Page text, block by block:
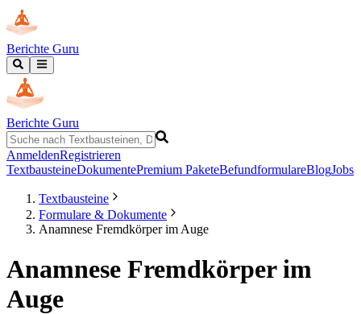
Berichte Guru
Berichte Guru
AnmeldenRegistrieren
TextbausteineDokumentePremium PaketeBefundformulareBlogJobs
Textbausteine
Formulare & Dokumente
Anamnese Fremdkörper im Auge
Anamnese Fremdkörper im
Auge